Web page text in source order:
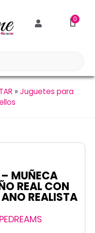
0
»Juguetes para
– MUÑECA
REAL CON
REALISTA